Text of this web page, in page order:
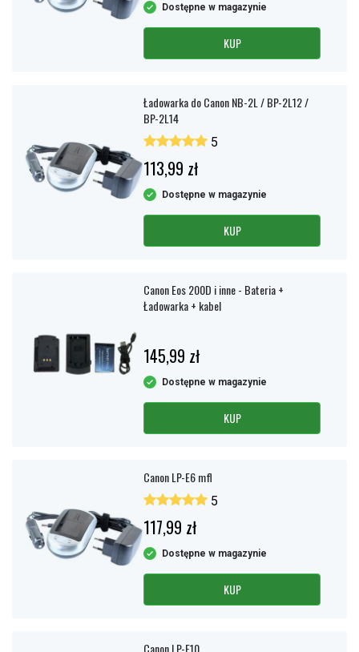
Dostępne w magazynie
KUP
Ładowarka do Canon NB-2L / BP-2L12 /
BP-2L14
5
113,99 zł
Dostępne w magazynie
KUP
Canon Eos 200D i inne - Bateria +
Ładowarka + kabel
145,99 zł
Dostępne w magazynie
KUP
Canon LP-E6 mfl
5
117,99 zł
Dostępne w magazynie
KUP
Canon LP-E10